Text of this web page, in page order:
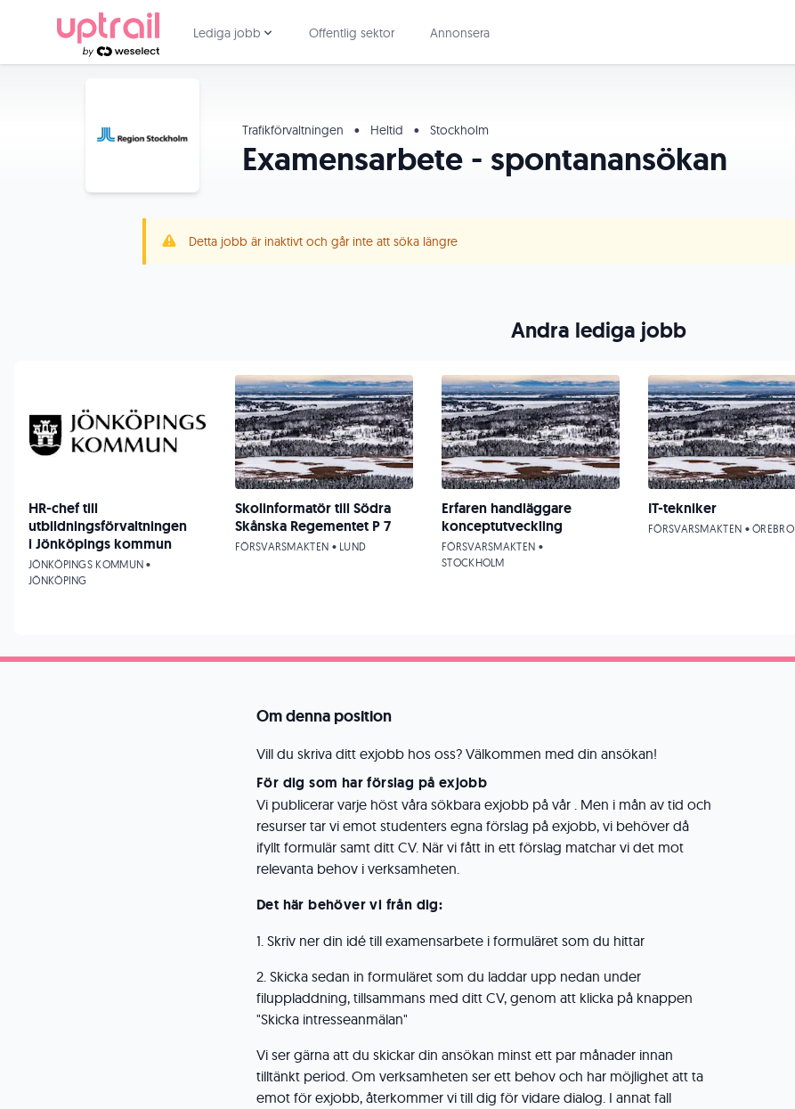
Lediga jobb Offentlig sektor Annonsera
Trafikförvaltningen • Heltid • Stockholm
Examensarbete - spontanansökan
Detta jobb är inaktivt och går inte att söka längre
Om denna position
Vill du skriva ditt exjobb hos oss? Välkommen med din ansökan!
För dig som har förslag på exjobb
Vi publicerar varje höst våra sökbara exjobb på vår . Men i mån av tid och
resurser tar vi emot studenters egna förslag på exjobb, vi behöver då
ifyllt formulär samt ditt CV. När vi fått in ett förslag matchar vi det mot
relevanta behov i verksamheten.
Det här behöver vi från dig:
1. Skriv ner din idé till examensarbete i formuläret som du hittar
2. Skicka sedan in formuläret som du laddar upp nedan under
filuppladdning, tillsammans med ditt CV, genom att klicka på knappen
"Skicka intresseanmälan"
Vi ser gärna att du skickar din ansökan minst ett par månader innan
tilltänkt period. Om verksamheten ser ett behov och har möjlighet att ta
emot för exjobb, återkommer vi till dig för vidare dialog. I annat fall
Andra lediga jobb
HR-chef till
utbildningsförvaltningen
i Jönköpings kommun
JÖNKÖPINGS KOMMUN •
JÖNKÖPING
Skolinformatör till Södra
Skånska Regementet P 7
FÖRSVARSMAKTEN • LUND
Erfaren handläggare
konceptutveckling
FÖRSVARSMAKTEN •
STOCKHOLM
IT-tekniker
FÖRSVARSMAKTEN • ÖREBRO